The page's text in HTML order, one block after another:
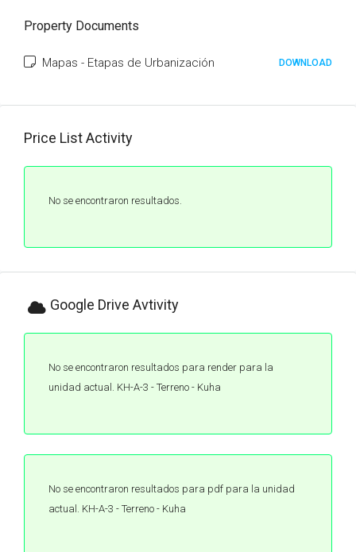
Property Documents
Mapas - Etapas de Urbanización DOWNLOAD
Price List Activity
No se encontraron resultados.
Google Drive Avtivity
No se encontraron resultados para render para la
unidad actual. KH-A-3 - Terreno - Kuha
No se encontraron resultados para pdf para la unidad
actual. KH-A-3 - Terreno - Kuha